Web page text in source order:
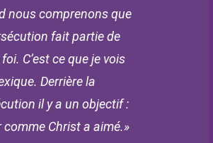
nous comprenons que
fait partie de
C’est ce que je vois
Derrière la
il y a un objectif :
comme Christ a aimé.»